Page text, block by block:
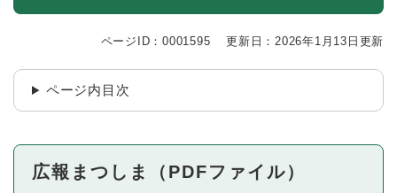
ページID：0001595 更新日：2026年1月13日更新
ページ内目次
広報まつしま（PDFファイル）